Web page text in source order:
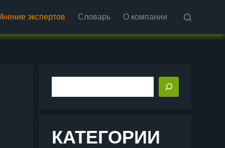
экспертов Словарь О компании
КАТЕГОРИИ